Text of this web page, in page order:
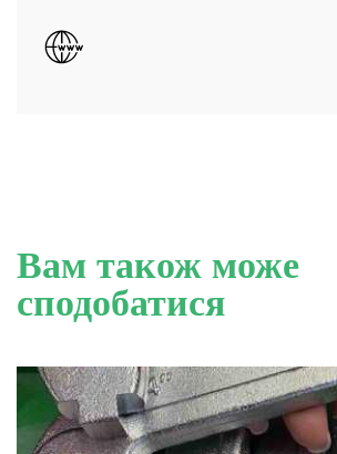
Вам також може
сподобатися